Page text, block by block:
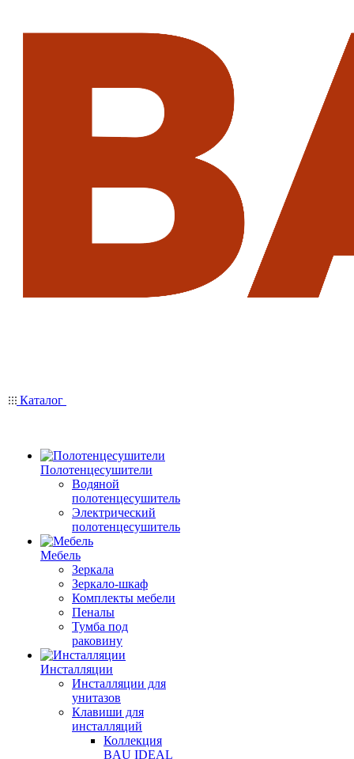
Каталог
Полотенцесушители
Водяной
полотенцесушитель
Электрический
полотенцесушитель
Мебель
Зеркала
Зеркало-шкаф
Комплекты мебели
Пеналы
Тумба под
раковину
Инсталляции
Инсталляции для
унитазов
Клавиши для
инсталляций
Коллекция
BAU IDEAL